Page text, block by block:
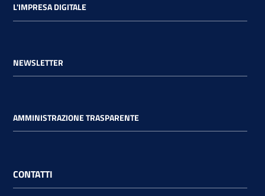
L'IMPRESA DIGITALE
NEWSLETTER
AMMINISTRAZIONE TRASPARENTE
CONTATTI